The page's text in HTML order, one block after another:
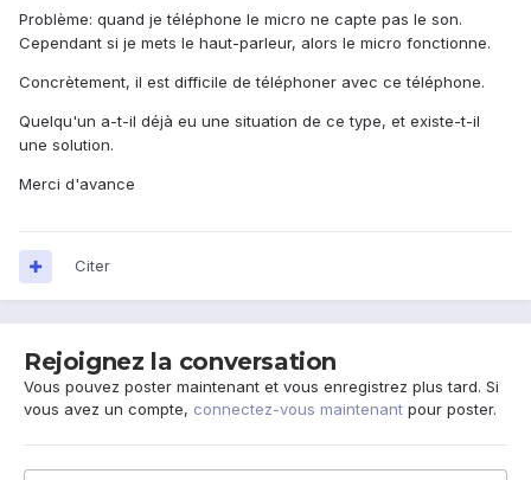
Problème: quand je téléphone le micro ne capte pas le son.
Cependant si je mets le haut-parleur, alors le micro fonctionne.
Concrètement, il est difficile de téléphoner avec ce téléphone.
Quelqu'un a-t-il déjà eu une situation de ce type, et existe-t-il
une solution.
Merci d'avance
Citer
Rejoignez la conversation
Vous pouvez poster maintenant et vous enregistrez plus tard. Si
vous avez un compte, connectez-vous maintenant pour poster.